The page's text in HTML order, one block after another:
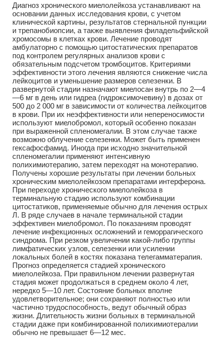
Диагноз хронического миелолейкоза устанавливают на
основании данных исследования крови, с учетом
клинической картины, результатов стернальной пункции
и трепанобиопсии, а также выявления филадельфийской
хромосомы в клетках крови. Лечение проводят
амбулаторно с помощью цитостатических препаратов
под контролем регулярных анализов крови с
обязательным подсчетом тромбоцитов. Критериями
эффективности этого лечения являются снижение числа
лейкоцитов и уменьшение размеров селезенки. В
развернутой стадии назначают миелосан внутрь по 2—4
—6 мг в день или гидреа (гидроксимочевину) в дозах от
500 до 2 000 мг в зависимости от количества лейкоцитов
в крови. При их неэффективности или непереносимости
используют миелобромол, который особенно показан
при выраженной спленомегалии. В этом случае также
возможно облучение селезенки. Может быть применен
гексафосфамид. Иногда при исходно значительной
спленомегалии применяют интенсивную
полихимиотерапию, затем переходят на монотерапию.
Получены хорошие результаты при лечении больных
хроническим миелолейкозом препаратами интерферона.
При переходе хронического миелолейкоза в
терминальную стадию используют комбинации
цитостатиков, применяемые обычно для лечения острых
Л. В ряде случаев в начале терминальной стадии
эффективен миелобромол. По показаниям проводят
лечение инфекционных осложнений и геморрагического
синдрома. При резком увеличении какой-либо группы
лимфатических узлов, селезенки или усилении
локальных болей в костях показана телегамматерапия.
Прогноз определяется стадией хронического
миелолейкоза. При правильном лечении развернутая
стадия может продолжаться в среднем около 4 лет,
нередко 5—10 лет. Состояние больных вполне
удовлетворительное; они сохраняют полностью или
частично трудоспособность, ведут обычный образ
жизни. Длительность жизни больных в терминальной
стадии даже при комбинированной полихимиотералии
обычно не превышает 6—12 мес.